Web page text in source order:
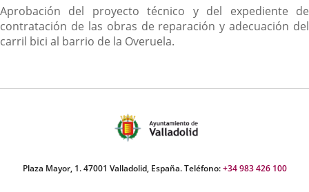
Aprobación del proyecto técnico y del expediente de
contratación de las obras de reparación y adecuación del
carril bici al barrio de la Overuela.
Plaza Mayor, 1. 47001 Valladolid, España. Teléfono:+34 983 426 100